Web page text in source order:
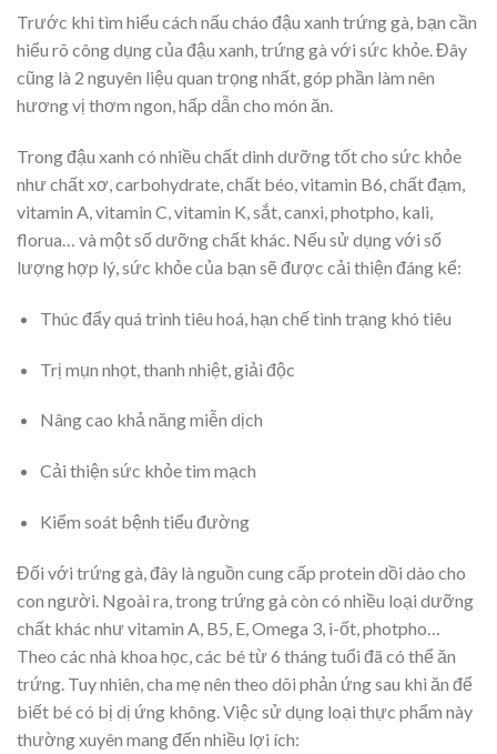
Trước khi tìm hiểu cách nấu cháo đậu xanh trứng gà, bạn cần
hiểu rõ công dụng của đậu xanh, trứng gà với sức khỏe. Đây
cũng là 2 nguyên liệu quan trọng nhất, góp phần làm nên
hương vị thơm ngon, hấp dẫn cho món ăn.
Trong đậu xanh có nhiều chất dinh dưỡng tốt cho sức khỏe
như chất xơ, carbohydrate, chất béo, vitamin B6, chất đạm,
vitamin A, vitamin C, vitamin K, sắt, canxi, photpho, kali,
florua… và một số dưỡng chất khác. Nếu sử dụng với số
lượng hợp lý, sức khỏe của bạn sẽ được cải thiện đáng kể:
Thúc đẩy quá trình tiêu hoá, hạn chế tình trạng khó tiêu
Trị mụn nhọt, thanh nhiệt, giải độc
Nâng cao khả năng miễn dịch
Cải thiện sức khỏe tim mạch
Kiểm soát bệnh tiểu đường
Đối với trứng gà, đây là nguồn cung cấp protein dồi dào cho
con người. Ngoài ra, trong trứng gà còn có nhiều loại dưỡng
chất khác như vitamin A, B5, E, Omega 3, i-ốt, photpho…
Theo các nhà khoa học, các bé từ 6 tháng tuổi đã có thể ăn
trứng. Tuy nhiên, cha mẹ nên theo dõi phản ứng sau khi ăn để
biết bé có bị dị ứng không. Việc sử dụng loại thực phẩm này
thường xuyên mang đến nhiều lợi ích: